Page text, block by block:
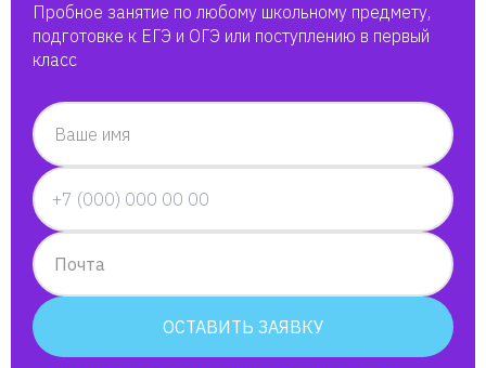
Пробное занятие по любому школьному предмету,
подготовке к ЕГЭ и ОГЭ или поступлению в первый
класс
Ваше имя
Почта
ОСТАВИТЬ ЗАЯВКУ